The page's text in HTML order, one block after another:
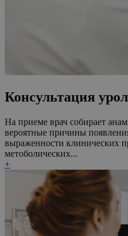
Консультация
На приеме врач собирает
вероятные причины
выраженности клинических
метоболических...
+